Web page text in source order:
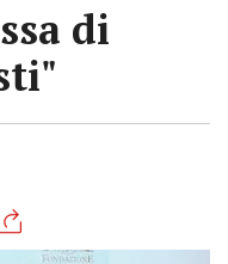
di